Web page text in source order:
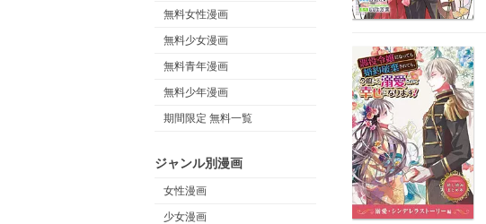
無料女性漫画
無料少女漫画
無料青年漫画
無料少年漫画
期間限定 無料一覧
ジャンル別漫画
女性漫画
少女漫画